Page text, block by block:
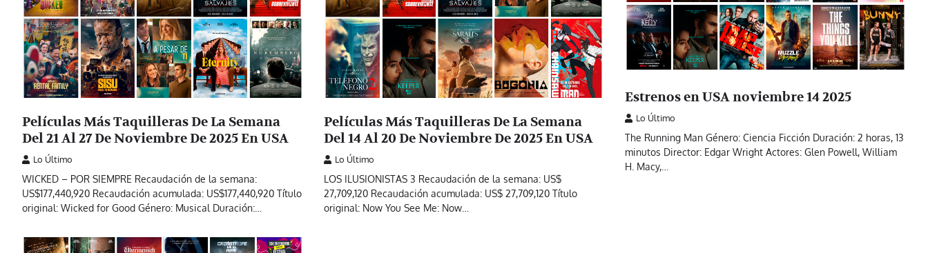
Películas Más Taquilleras De La Semana
Del 21 Al 27 De Noviembre De 2025 En USA
Lo Último
WICKED – POR SIEMPRE Recaudación de la semana:
US$177,440,920 Recaudación acumulada: US$177,440,920 Título
original: Wicked for Good Género: Musical Duración:…
Películas Más Taquilleras De La Semana
Del 14 Al 20 De Noviembre De 2025 En USA
Lo Último
LOS ILUSIONISTAS 3 Recaudación de la semana: US$
27,709,120 Recaudación acumulada: US$ 27,709,120 Título
original: Now You See Me: Now…
Estrenos en USA noviembre 14 2025
Lo Último
The Running Man Género: Ciencia Ficción Duración: 2 horas, 13
minutos Director: Edgar Wright Actores: Glen Powell, William
H. Macy,…